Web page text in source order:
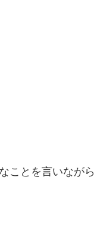
ことを言いながら